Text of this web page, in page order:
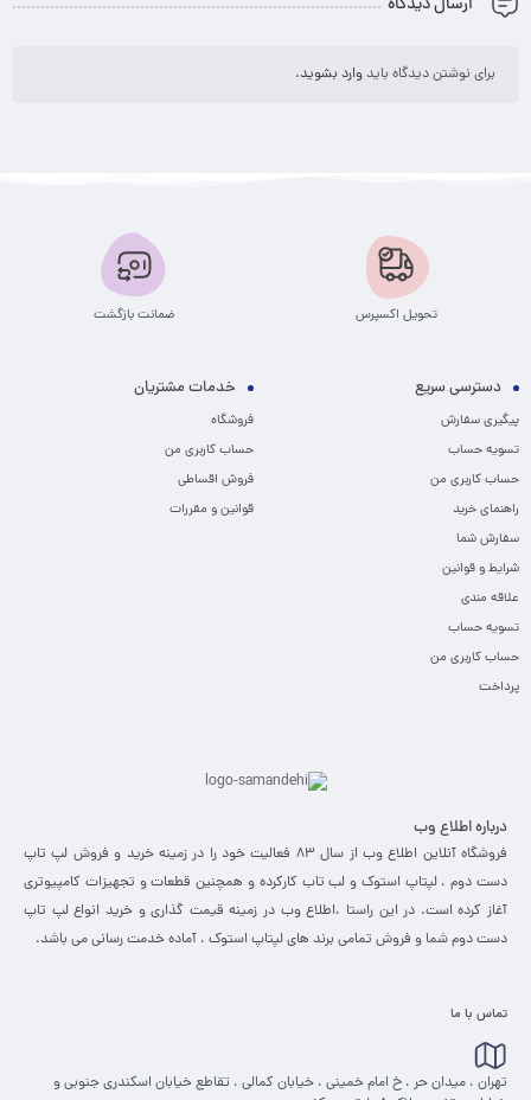
ارسال دیدگاه
برای نوشتن دیدگاه بایدوارد بشوید.
تحویل اکسپرس ضمانت بازگشت
دسترسی سریع
پیگیری سفارش
تسویه حساب
حساب کاربری من
راهنمای خرید
سفارش شما
شرایط و قوانین
علاقه مندی
تسویه حساب
حساب کاربری من
پرداخت
خدمات مشتریان
فروشگاه
حساب کاربری من
فروش اقساطی
قوانین و مقررات
درباره اطلاع وب
فروشگاه آنلاین اطلاع وب از سال 83 فعالیت خود را در زمینه خرید و فروش لپ تاپ
دست دوم ، لپتاپ استوک و لب تاب کارکرده و همچنین قطعات و تجهیزات کامپیوتری
آغاز کرده است. در این راستا ،‌اطلاع وب در زمینه قیمت گذاری و خرید انواع لپ تاپ
دست دوم شما و فروش تمامی برند های لپتاپ استوک ، آماده خدمت رسانی می باشد.
تماس با ما
تهران ، میدان حر ، خ امام خمینی ، خیابان کمالی ، تقاطع خیابان اسکندری جنوبی و